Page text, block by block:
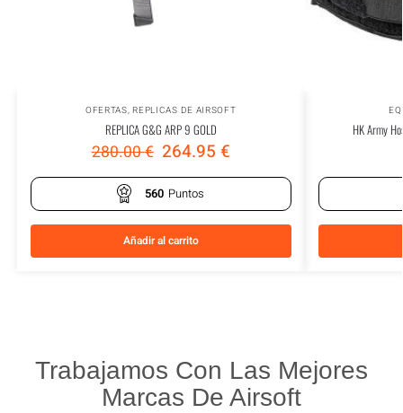
OFERTAS,REPLICAS DE AIRSOFT
REPLICA G&G ARP 9 GOLD
280.00€ 264.95 €
560 Puntos
Añadir al carrito
HK Army
Trabajamos Con Las Mejores
Marcas De Airsoft